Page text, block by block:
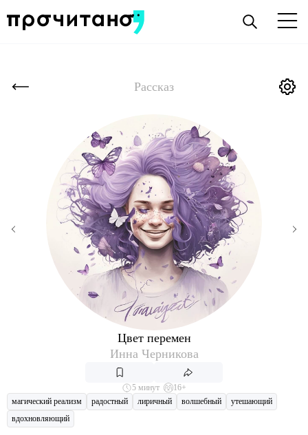
Рассказ
Цвет перемен
Инна Черникова
5 минут
16+
магический реализм
радостный лиричный волшебный
утешающий
вдохновляющий